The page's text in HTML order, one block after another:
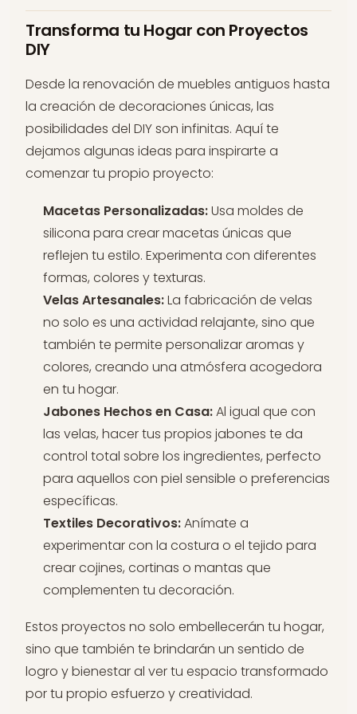
Transforma tu Hogar con Proyectos
DIY
Desde la renovación de muebles antiguos hasta
la creación de decoraciones únicas, las
posibilidades del DIY son infinitas. Aquí te
dejamos algunas ideas para inspirarte a
comenzar tu propio proyecto:
Macetas Personalizadas:Usa moldes de
silicona para crear macetas únicas que
reflejen tu estilo. Experimenta con diferentes
formas, colores y texturas.
Velas Artesanales:La fabricación de velas
no solo es una actividad relajante, sino que
también te permite personalizar aromas y
colores, creando una atmósfera acogedora
en tu hogar.
Jabones Hechos en Casa:Al igual que con
las velas, hacer tus propios jabones te da
control total sobre los ingredientes, perfecto
para aquellos con piel sensible o preferencias
específicas.
Textiles Decorativos:Anímate a
experimentar con la costura o el tejido para
crear cojines, cortinas o mantas que
complementen tu decoración.
Estos proyectos no solo embellecerán tu hogar,
sino que también te brindarán un sentido de
logro y bienestar al ver tu espacio transformado
por tu propio esfuerzo y creatividad.